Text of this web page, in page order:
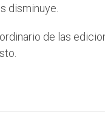
disminuye.
de las